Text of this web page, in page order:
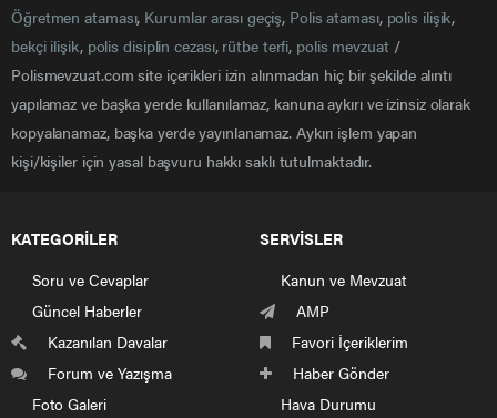
Öğretmen ataması, Kurumlar arası geçiş, Polis ataması, polis ilişik,
bekçi ilişik, polis disiplin cezası, rütbe terfi, polis mevzuat/
Polismevzuat.com site içerikleri izin alınmadan hiç bir şekilde alıntı
yapılamaz ve başka yerde kullanılamaz, kanuna aykırı ve izinsiz olarak
kopyalanamaz, başka yerde yayınlanamaz. Aykırı işlem yapan
kişi/kişiler için yasal başvuru hakkı saklı tutulmaktadır.
KATEGORİLER
Soru ve Cevaplar
Güncel Haberler
Kazanılan Davalar
Forum ve Yazışma
Foto Galeri
SERVİSLER
Kanun ve Mevzuat
AMP
Favori İçeriklerim
Haber Gönder
Hava Durumu